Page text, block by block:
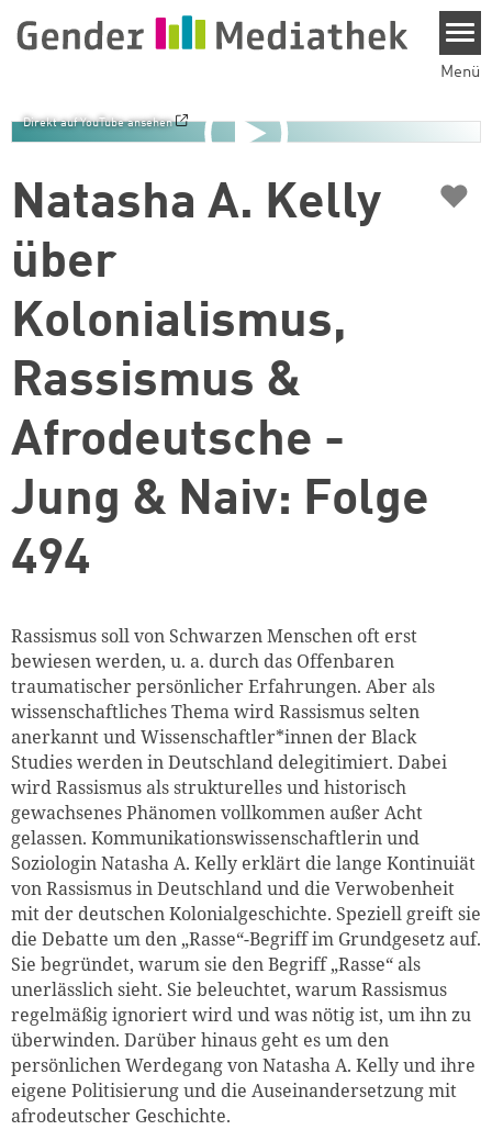
Menü
Direkt auf YouTube ansehen
Natasha A. Kelly
über
Kolonialismus,
Rassismus &
Afrodeutsche -
Jung & Naiv: Folge
494
♥
Rassismus soll von Schwarzen Menschen oft erst
bewiesen werden, u. a. durch das Offenbaren
traumatischer persönlicher Erfahrungen. Aber als
wissenschaftliches Thema wird Rassismus selten
anerkannt und Wissenschaftler*innen der Black
Studies werden in Deutschland delegitimiert. Dabei
wird Rassismus als strukturelles und historisch
gewachsenes Phänomen vollkommen außer Acht
gelassen. Kommunikationswissenschaftlerin und
Soziologin Natasha A. Kelly erklärt die lange Kontinuiät
von Rassismus in Deutschland und die Verwobenheit
mit der deutschen Kolonialgeschichte. Speziell greift sie
die Debatte um den „Rasse“-Begriff im Grundgesetz auf.
Sie begründet, warum sie den Begriff „Rasse“ als
unerlässlich sieht. Sie beleuchtet, warum Rassismus
regelmäßig ignoriert wird und was nötig ist, um ihn zu
überwinden. Darüber hinaus geht es um den
persönlichen Werdegang von Natasha A. Kelly und ihre
eigene Politisierung und die Auseinandersetzung mit
afrodeutscher Geschichte.